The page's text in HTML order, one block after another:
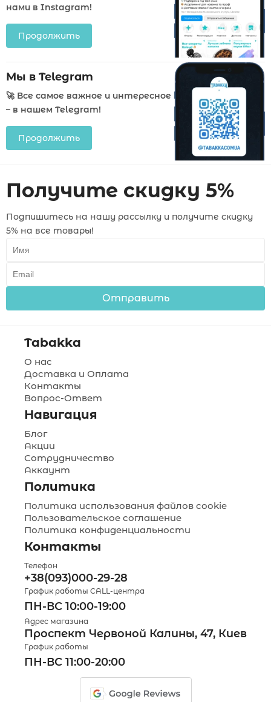
нами в Instagram!
Продолжить
Мы в Telegram
🚀 Все самое важное и интересное
– в нашем Telegram!
Продолжить
Получите скидку 5%
Подпишитесь на нашу рассылку и получите скидку
5% на все товары!
Отправить
Tabakka
О нас
Доставка и Оплата
Контакты
Вопрос-Ответ
Навигация
Блог
Акции
Сотрудничество
Аккаунт
Политика
Политика использования файлов cookie
Пользовательское соглашение
Политика конфиденциальности
Контакты
Телефон
+38(093)000-29-28
График работы CALL-центра
ПН-ВС 10:00-19:00
Адрес магазина
Проспект Червоной Калины, 47, Киев
График работы
ПН-ВС 11:00-20:00